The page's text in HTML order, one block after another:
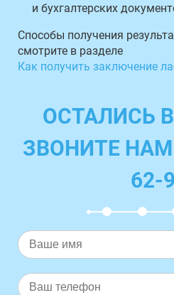
и бухгалтерских
Способы получения
смотрите в разделе
Как получить заключение
ОСТАЛИСЬ
ЗВОНИТЕ НАМ
62-